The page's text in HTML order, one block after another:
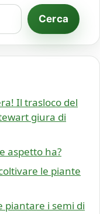
Cerca
Il trasloco del
giura di
aspetto ha?
le piante
piantare i semi di